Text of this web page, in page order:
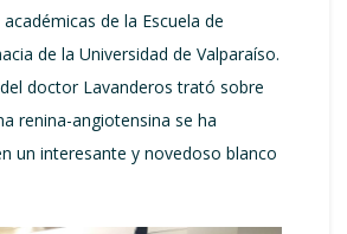
de la Escuela de
de la Universidad de Valparaíso.
doctor Lavanderos trató sobre
renina-angiotensina se ha
un interesante y novedoso blanco